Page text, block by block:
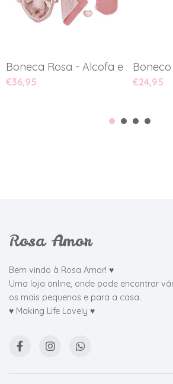
Boneca Rosa - Alcofa e Aces...
€36,95 €24,95
Rosa Amor
Bem vindo à Rosa Amor! ♥
Uma loja online, onde pode encontrar
os mais pequenos e para a casa.
♥ Making Life Lovely ♥